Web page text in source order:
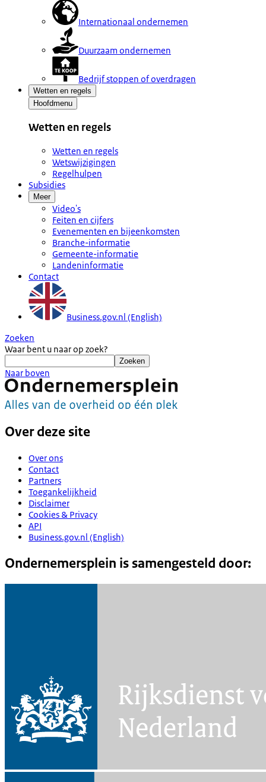
Internationaal ondernemen
Duurzaam ondernemen
Bedrijf stoppen of overdragen
Wetten en regels
Hoofdmenu
Wetten en regels
Wetten en regels
Wetswijzigingen
Regelhulpen
Subsidies
Meer
Video's
Feiten en cijfers
Evenementen en bijeenkomsten
Branche-informatie
Gemeente-informatie
Landeninformatie
Contact
Business.gov.nl (English)
Zoeken
Waar bent u naar op zoek?
Zoeken
Naar boven
Over deze site
Over ons
Contact
Partners
Toegankelijkheid
Disclaimer
Cookies & Privacy
API
Business.gov.nl (English)
Ondernemersplein is samengesteld door: